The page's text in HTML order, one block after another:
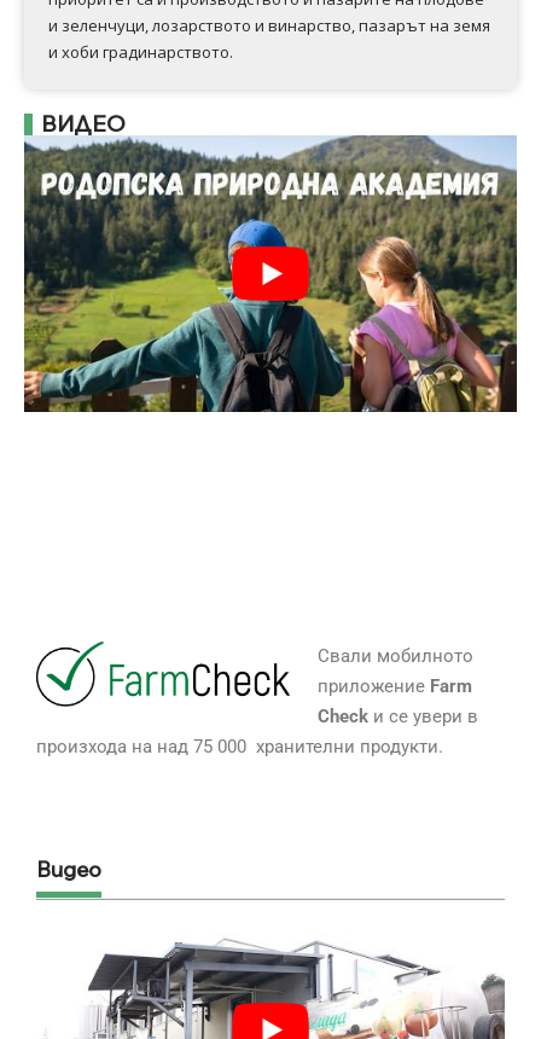
и зеленчуци, лозарството и винарство, пазарът на земя
и хоби градинарството.
ВИДЕО
Свали мобилното
приложение Farm
Checkи се увери в
произхода на над 75 000 хранителни продукти.
Видео